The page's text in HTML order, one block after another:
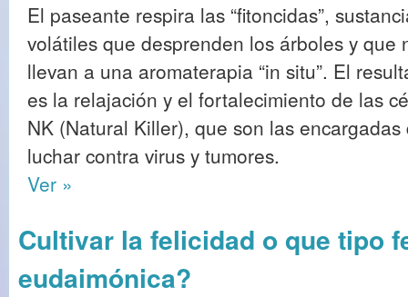
El paseante respira las “fitoncidas”,
volátiles que desprenden los árboles y que
llevan a una aromaterapia “in situ”. El
es la relajación y el fortalecimiento de las
NK (Natural Killer), que son las encargadas
luchar contra virus y tumores.
Ver »
Cultivar la felicidad o que tipo
eudaimónica?